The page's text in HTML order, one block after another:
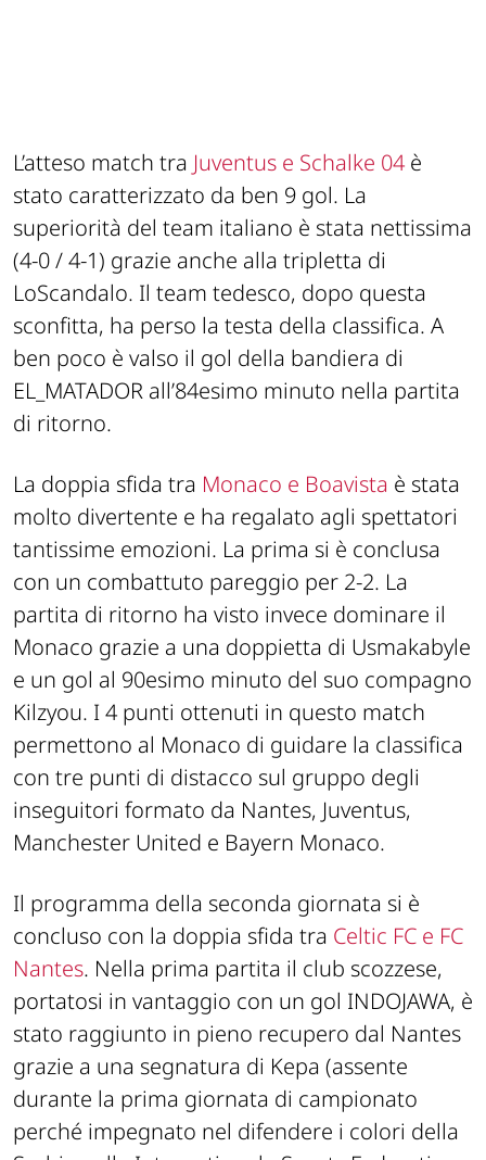
L’atteso match tra Juventus e Schalke 04 è
stato caratterizzato da ben 9 gol. La
superiorità del team italiano è stata nettissima
(4-0 / 4-1) grazie anche alla tripletta di
LoScandalo. Il team tedesco, dopo questa
sconfitta, ha perso la testa della classifica. A
ben poco è valso il gol della bandiera di
EL_MATADOR all’84esimo minuto nella partita
di ritorno.
La doppia sfida tra Monaco e Boavista è stata
molto divertente e ha regalato agli spettatori
tantissime emozioni. La prima si è conclusa
con un combattuto pareggio per 2-2. La
partita di ritorno ha visto invece dominare il
Monaco grazie a una doppietta di Usmakabyle
e un gol al 90esimo minuto del suo compagno
Kilzyou. I 4 punti ottenuti in questo match
permettono al Monaco di guidare la classifica
con tre punti di distacco sul gruppo degli
inseguitori formato da Nantes, Juventus,
Manchester United e Bayern Monaco.
Il programma della seconda giornata si è
concluso con la doppia sfida tra Celtic FC e FC
Nantes. Nella prima partita il club scozzese,
portatosi in vantaggio con un gol INDOJAWA, è
stato raggiunto in pieno recupero dal Nantes
grazie a una segnatura di Kepa (assente
durante la prima giornata di campionato
perché impegnato nel difendere i colori della